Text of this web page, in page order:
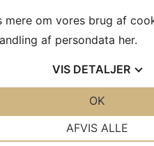
Returportal
Er du
mere om vores brug af
af persondata her.
VIS DETALJER
AFVIS ALLE
OK